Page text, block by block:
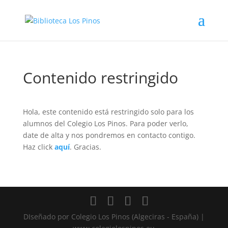
Contenido restringido
Hola, este contenido está restringido solo para los
alumnos del Colegio Los Pinos. Para poder verlo,
date de alta y nos pondremos en contacto contigo.
Haz click aquí. Gracias.
DIseñado por Colegio Los Pinos (Algeciras - España) |